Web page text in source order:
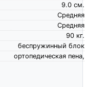
см.
9.0
Средняя
Средняя
кг.
90
беспружинный блок
ортопедическая пена,